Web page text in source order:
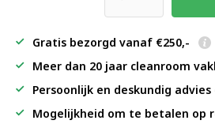
Gratis bezorgd vanaf €250,-
Meer dan 20 jaar cleanroom
Persoonlijk en deskundig
Mogelijkheid om te betalen op